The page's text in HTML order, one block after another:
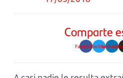
Comparte
FacebookTwitterLinkedin